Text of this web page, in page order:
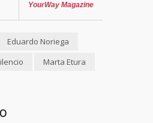
YourWay Magazine
Eduardo Noriega
Marta Etura